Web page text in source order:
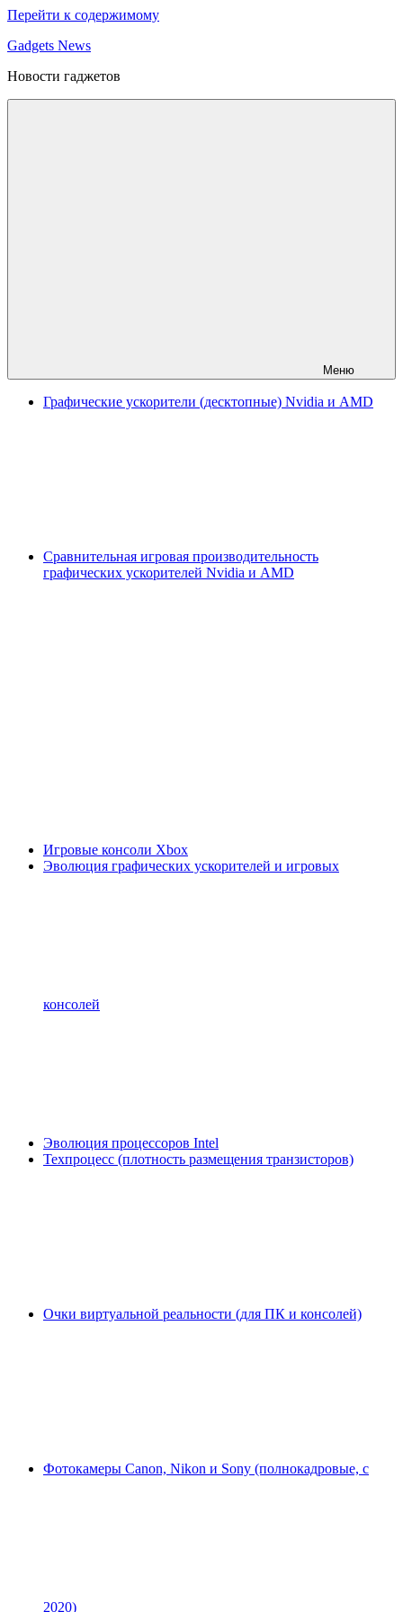
Перейти к содержимому
Gadgets News
Новости гаджетов
Меню
Графические ускорители (десктопные) Nvidia и AMD
Сравнительная игровая производительность
графических ускорителей Nvidia и AMD
Игровые консоли Xbox
Эволюция графических ускорителей и игровых
консолей
Эволюция процессоров Intel
Техпроцесс (плотность размещения транзисторов)
Очки виртуальной реальности (для ПК и консолей)
Фотокамеры Canon, Nikon и Sony (полнокадровые, с
2020)